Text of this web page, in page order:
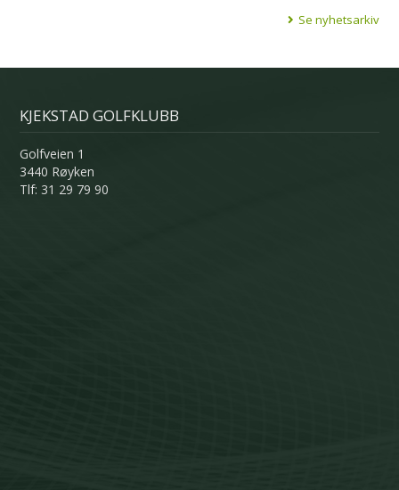
Se nyhetsarkiv
KJEKSTAD GOLFKLUBB
Golfveien 1
3440 Røyken
Tlf: 31 29 79 90